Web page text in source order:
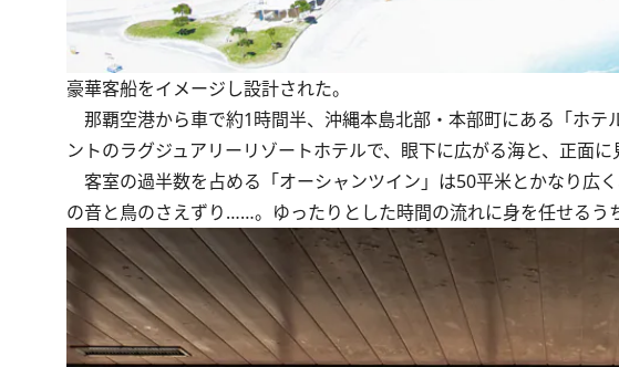
豪華客船をイメージし設計された。
那覇空港から車で約1時間半、沖縄本島北部・本部町にある「ホ
ントのラグジュアリーリゾートホテルで、眼下に広がる海と、正面
客室の過半数を占める「オーシャンツイン」は50平米とかなり広
の音と鳥のさえずり……。ゆったりとした時間の流れに身を任せるう